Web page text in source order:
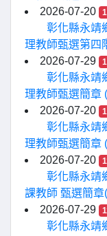
2026-07-20
彰化縣永靖
理教師甄選第四
2026-07-29
彰化縣永靖
理教師甄選簡章
2026-07-20
彰化縣永靖
理教師甄選簡章
2026-07-20
彰化縣永靖
課教師 甄選簡章
2026-07-29
彰化縣永靖